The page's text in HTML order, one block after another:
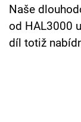
Sledujte
Přihlášení
Naše
od HAL3000
díl totiž